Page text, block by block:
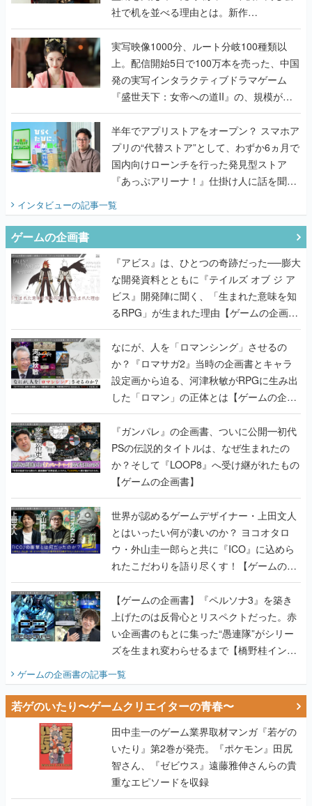
社で机を並べる理由とは。新作
『TATSUJIN EXTREME』で初タッグを組
んだレジェンド2人に訊く開発秘話
実写映像1000分、ルート分岐100種類以
上。配信開始5日で100万本を売った、中国
発の実写インタラクティブドラマゲーム
『盛世天下：女帝への道II』の、規模が違
うこだわりをプロデューサーに聞いた
半年でアプリストアをオープン？ スマホア
プリの“代替ストア”として、わずか6ヵ月で
国内向けローンチを行った発見型ストア
『あっぷアリーナ！』仕掛け人に話を聞い
インタビューの記事一覧
ゲームの企画書
『アビス』は、ひとつの奇跡だった──膨大
な開発資料とともに『テイルズ オブ ジ ア
ビス』開発陣に聞く、「生まれた意味を知
るRPG」が生まれた理由【ゲームの企画
書】
なにが、人を「ロマンシング」させるの
か？『ロマサガ2』当時の企画書とキャラ
設定画から迫る、河津秋敏がRPGに生み出
した「ロマン」の正体とは【ゲームの企画
書】
『ガンパレ』の企画書、ついに公開━初代
PSの伝説的タイトルは、なぜ生まれたの
か？そして『LOOP8』へ受け継がれたもの
【ゲームの企画書】
世界が認めるゲームデザイナー・上田文人
とはいったい何が凄いのか？ ヨコオタロ
ウ・外山圭一郎らと共に『ICO』に込めら
れたこだわりを語り尽くす！【ゲームの企
画書】
【ゲームの企画書】『ペルソナ3』を築き
上げたのは反骨心とリスペクトだった。赤
い企画書のもとに集った“愚連隊”がシリー
ズを生まれ変わらせるまで【橋野桂インタ
ゲームの企画書の記事一覧
若ゲのいたり〜ゲームクリエイターの青春〜
田中圭一のゲーム業界取材マンガ『若ゲの
いたり』第2巻が発売。『ポケモン』田尻
智さん、『ゼビウス』遠藤雅伸さんらの貴
重なエピソードを収録